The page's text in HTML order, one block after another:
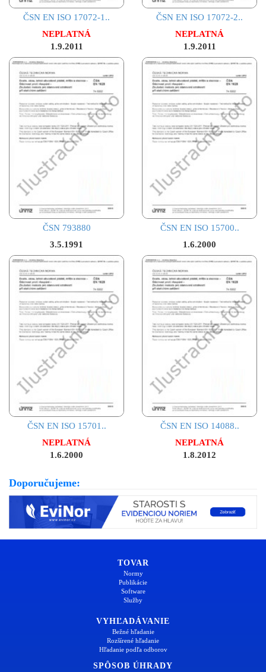
ČSN EN ISO 17072-1..
NEPLATNÁ
1.9.2011
ČSN EN ISO 17072-2..
NEPLATNÁ
1.9.2011
ČSN 793880
3.5.1991
ČSN EN ISO 15700..
1.6.2000
ČSN EN ISO 15701..
NEPLATNÁ
1.6.2000
ČSN EN ISO 14088..
NEPLATNÁ
1.8.2012
Doporučujeme:
TOVAR
Normy
Publikácie
Software
Služby
VYHĽADÁVANIE
Bežné hľadanie
Rozšírené hľadanie
Hľadanie podľa odborov
SPÔSOB ÚHRADY